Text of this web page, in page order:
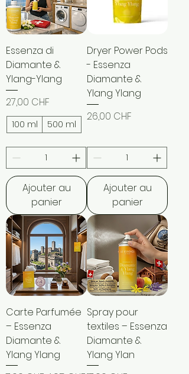
Essenza di
Diamante &
Ylang-Ylang
Prix
27,00 CHF
100 ml 500 ml
Ajouter au
panier
Dryer Power Pods
- Essenza
Diamante &
Ylang Ylang
Prix
26,00 CHF
Ajouter au
panier
Carte Parfumée
– Essenza
Diamante &
Ylang Ylang
Spray pour
textiles – Essenza
Diamante &
Ylang Ylan